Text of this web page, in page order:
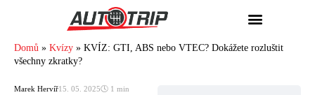
Domů » Kvízy » KVÍZ: GTI, ABS nebo VTEC? Dokážete rozluštit
všechny zkratky?
Marek Hervíř15. 05. 2025🕓 1 min